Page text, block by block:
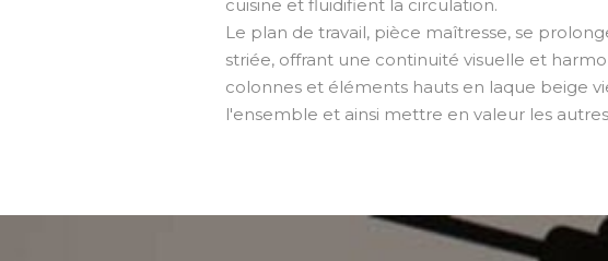
cuisine et fluidifient la circulation.
Le plan de travail, pièce maîtresse, se
striée, offrant une continuité visuelle et
colonnes et éléments hauts en laque beige
l'ensemble et ainsi mettre en valeur les